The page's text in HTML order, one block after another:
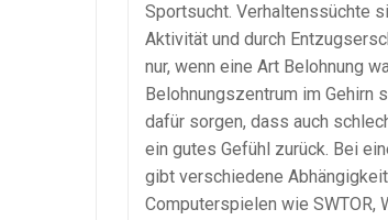
Sportsucht. Verhaltenssüchte
Aktivität und durch
nur, wenn eine Art Belohnung
Belohnungszentrum im Gehirn
dafür sorgen, dass auch
ein gutes Gefühl zurück. Bei
gibt verschiedene
Computerspielen wie SWTOR,